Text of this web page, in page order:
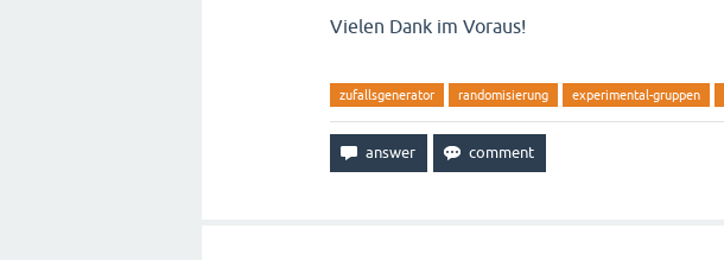
Vielen Dank im Voraus!
zufallsgenerator randomisierung experimental-gruppen